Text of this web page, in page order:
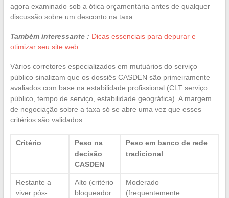
agora examinado sob a ótica orçamentária antes de qualquer
discussão sobre um desconto na taxa.
Também interessante : Dicas essenciais para depurar e
otimizar seu site web
Vários corretores especializados em mutuários do serviço
público sinalizam que os dossiês CASDEN são primeiramente
avaliados com base na estabilidade profissional (CLT serviço
público, tempo de serviço, estabilidade geográfica). A margem
de negociação sobre a taxa só se abre uma vez que esses
critérios são validados.
Critério
Peso na
decisão
CASDEN
Peso em banco de rede
tradicional
Restante a
viver pós-
Alto (critério
bloqueador
Moderado
(frequentemente